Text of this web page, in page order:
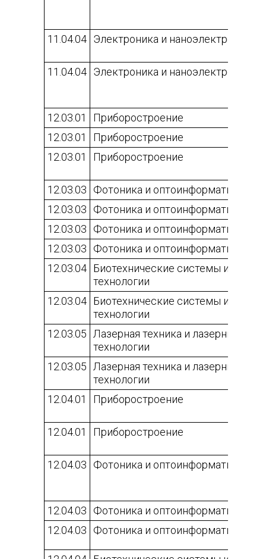
11.04.04 Электроника и наноэлектроника
11.04.04 Электроника и наноэлектроника
12.03.01
Приборостроение
12.03.01
Приборостроение
12.03.01
Приборостроение
12.03.03
Фотоника и оптоинформатика
12.03.03
Фотоника и оптоинформатика
12.03.03
Фотоника и оптоинформатика
12.03.03
Фотоника и оптоинформатика
12.03.04 Биотехнические системы и
технологии
12.03.04 Биотехнические системы и
технологии
12.03.05
Лазерная техника и лазерные
технологии
12.03.05
Лазерная техника и лазерные
технологии
12.04.01
Приборостроение
12.04.01 Приборостроение
12.04.03 Фотоника и оптоинформатика
12.04.03
Фотоника и оптоинформатика
12.04.03
Фотоника и оптоинформатика